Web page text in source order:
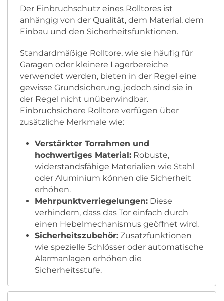
Der Einbruchschutz eines Rolltores ist
anhängig von der Qualität, dem Material, dem
Einbau und den Sicherheitsfunktionen.
Standardmäßige Rolltore, wie sie häufig für
Garagen oder kleinere Lagerbereiche
verwendet werden, bieten in der Regel eine
gewisse Grundsicherung, jedoch sind sie in
der Regel nicht unüberwindbar.
Einbruchsichere Rolltore verfügen über
zusätzliche Merkmale wie:
Verstärkter Torrahmen und
hochwertiges Material: Robuste,
widerstandsfähige Materialien wie Stahl
oder Aluminium können die Sicherheit
erhöhen.
Mehrpunktverriegelungen: Diese
verhindern, dass das Tor einfach durch
einen Hebelmechanismus geöffnet wird.
Sicherheitszubehör: Zusatzfunktionen
wie spezielle Schlösser oder automatische
Alarmanlagen erhöhen die
Sicherheitsstufe.